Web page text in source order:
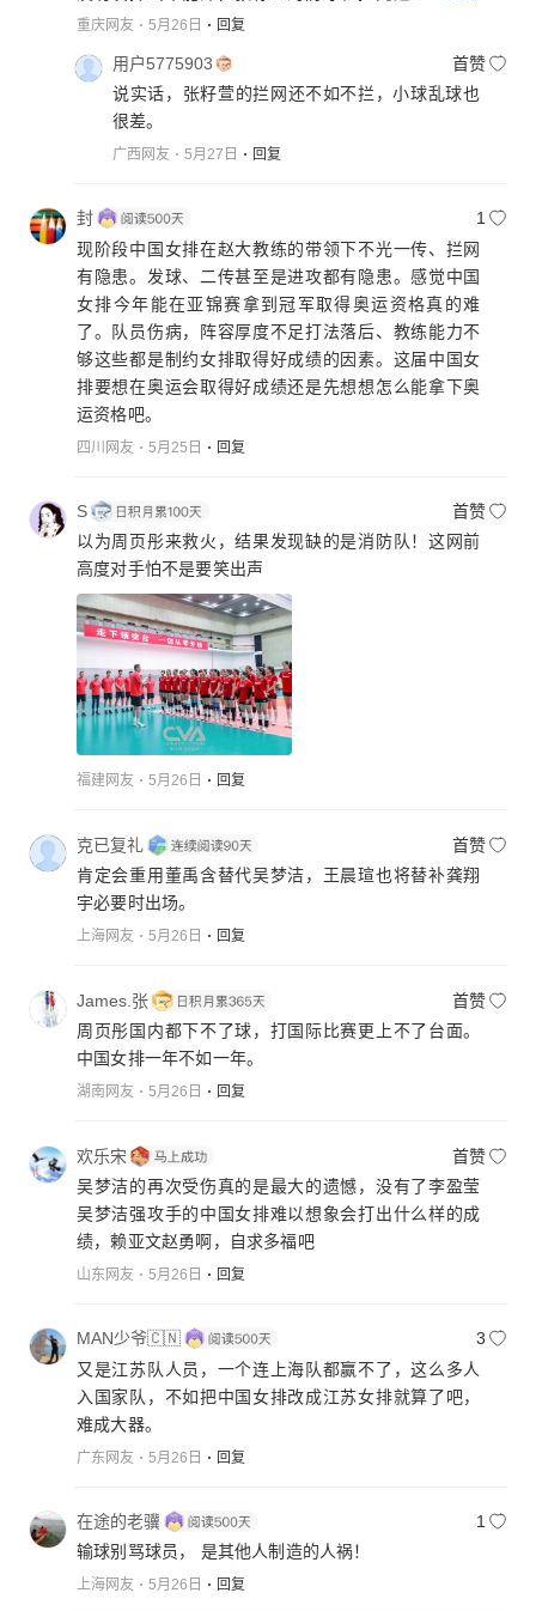
我看过比赛，张籽萱防守是沾手飞，位置预判差，预
说，到手球真不应该飞，还有拦网，真没怎么进步，
不知教练组和赵勇发现这个问题没？
重庆网友 5月26日 回复
用户5775903
首赞
说实话，张籽萱的拦网还不如不拦，小球乱球也
很差。
广西网友 5月27日 回复
封
1
现阶段中国女排在赵大教练的带领下不光一传、拦网
有隐患。发球、二传甚至是进攻都有隐患。感觉中国
女排今年能在亚锦赛拿到冠军取得奥运资格真的难
了。队员伤病，阵容厚度不足打法落后、教练能力不
够这些都是制约女排取得好成绩的因素。这届中国女
排要想在奥运会取得好成绩还是先想想怎么能拿下奥
运资格吧。
四川网友 5月25日 回复
S
首赞
以为周页彤来救火，结果发现缺的是消防队！这网前
高度对手怕不是要笑出声
福建网友 5月26日 回复
克已复礼
首赞
肯定会重用董禹含替代吴梦洁，王晨瑄也将替补龚翔
宇必要时出场。
上海网友 5月26日 回复
James.张
首赞
周页彤国内都下不了球，打国际比赛更上不了台面。
中国女排一年不如一年。
湖南网友 5月26日 回复
欢乐宋
首赞
吴梦洁的再次受伤真的是最大的遗憾，没有了李盈莹
吴梦洁强攻手的中国女排难以想象会打出什么样的成
绩，赖亚文赵勇啊，自求多福吧
山东网友 5月26日 回复
MAN少爷🇨🇳
3
又是江苏队人员，一个连上海队都赢不了，这么多人
入国家队，不如把中国女排改成江苏女排就算了吧，
难成大器。
广东网友 5月26日 回复
在途的老骥
1
输球别骂球员， 是其他人制造的人祸！
上海网友 5月26日 回复